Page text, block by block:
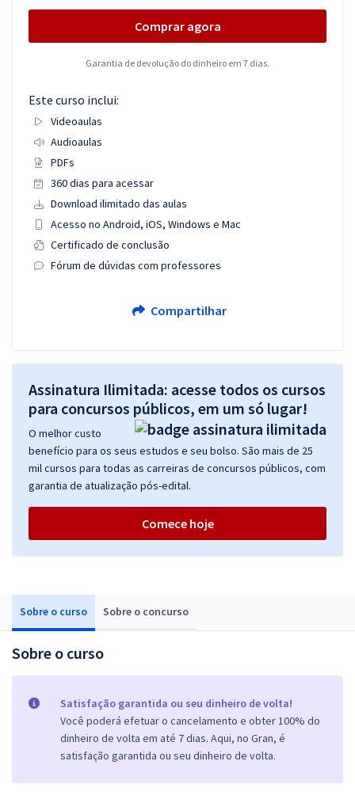
Sobre o curso Sobre o concurso
Sobre o curso
Satisfação garantida ou seu dinheiro de volta!
Você poderá efetuar o cancelamento e obter 100% do
dinheiro de volta em até 7 dias. Aqui, no Gran, é
satisfação garantida ou seu dinheiro de volta.
Comprar agora
Garantia de devolução do dinheiro em 7 dias.
Este curso inclui:
Videoaulas
Audioaulas
PDFs
360 dias para acessar
Download ilimitado das aulas
Acesso no Android, iOS, Windows e Mac
Certificado de conclusão
Fórum de dúvidas com professores
Compartilhar
Assinatura Ilimitada: acesse todos os cursos
para concursos públicos, em um só lugar!
O melhor custo
benefício para os seus estudos e seu bolso. São mais de 25
mil cursos para todas as carreiras de concursos públicos, com
garantia de atualização pós-edital.
Comece hoje